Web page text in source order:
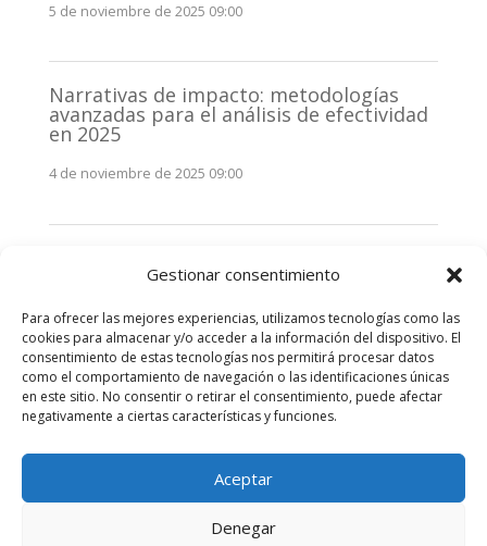
Gestionar consentimiento
Para ofrecer las mejores experiencias, utilizamos tecnologías como las
cookies para almacenar y/o acceder a la información del dispositivo. El
consentimiento de estas tecnologías nos permitirá procesar datos
como el comportamiento de navegación o las identificaciones únicas
en este sitio. No consentir o retirar el consentimiento, puede afectar
negativamente a ciertas características y funciones.
Aceptar
Denegar
5 de noviembre de 2025 09:00
Narrativas de impacto: metodologías
avanzadas para el análisis de efectividad
en 2025
4 de noviembre de 2025 09:00
stakeholders en 2025: La clave de la
3 de noviembre de 2025 09:00
Comentarios recientes